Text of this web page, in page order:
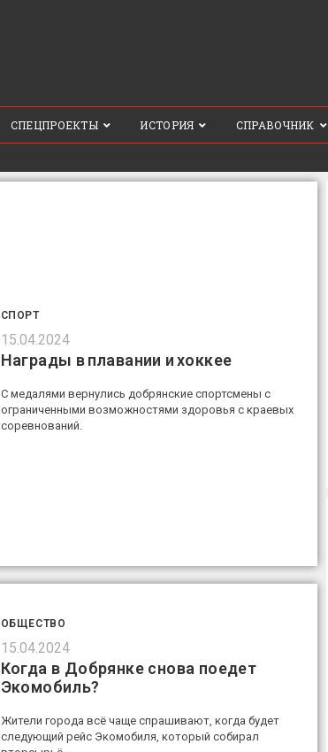
СПЕЦПРОЕКТЫ ИСТОРИЯ СПРАВОЧНИК
СПОРТ
15.04.2024
Награды в плавании и хоккее
С медалями вернулись добрянские спортсмены с
ограниченными возможностями здоровья с краевых
соревнований.
ОБЩЕСТВО
15.04.2024
Когда в Добрянке снова поедет
Экомобиль?
Жители города всё чаще спрашивают, когда будет
следующий рейс Экомобиля, который собирал